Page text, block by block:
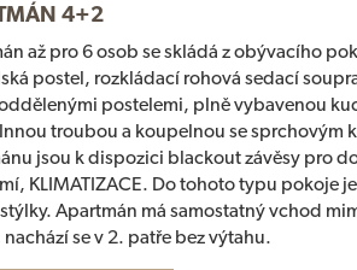
4+2
až pro 6 osob se skládá z obývacího
postel, rozkládací rohová sedací
postelemi, plně vybavenou
troubou a koupelnou se sprchovým
jsou k dispozici blackout závěsy pro
KLIMATIZACE. Do tohoto typu pokoje
Apartmán má samostatný vchod
se v 2. patře bez výtahu.